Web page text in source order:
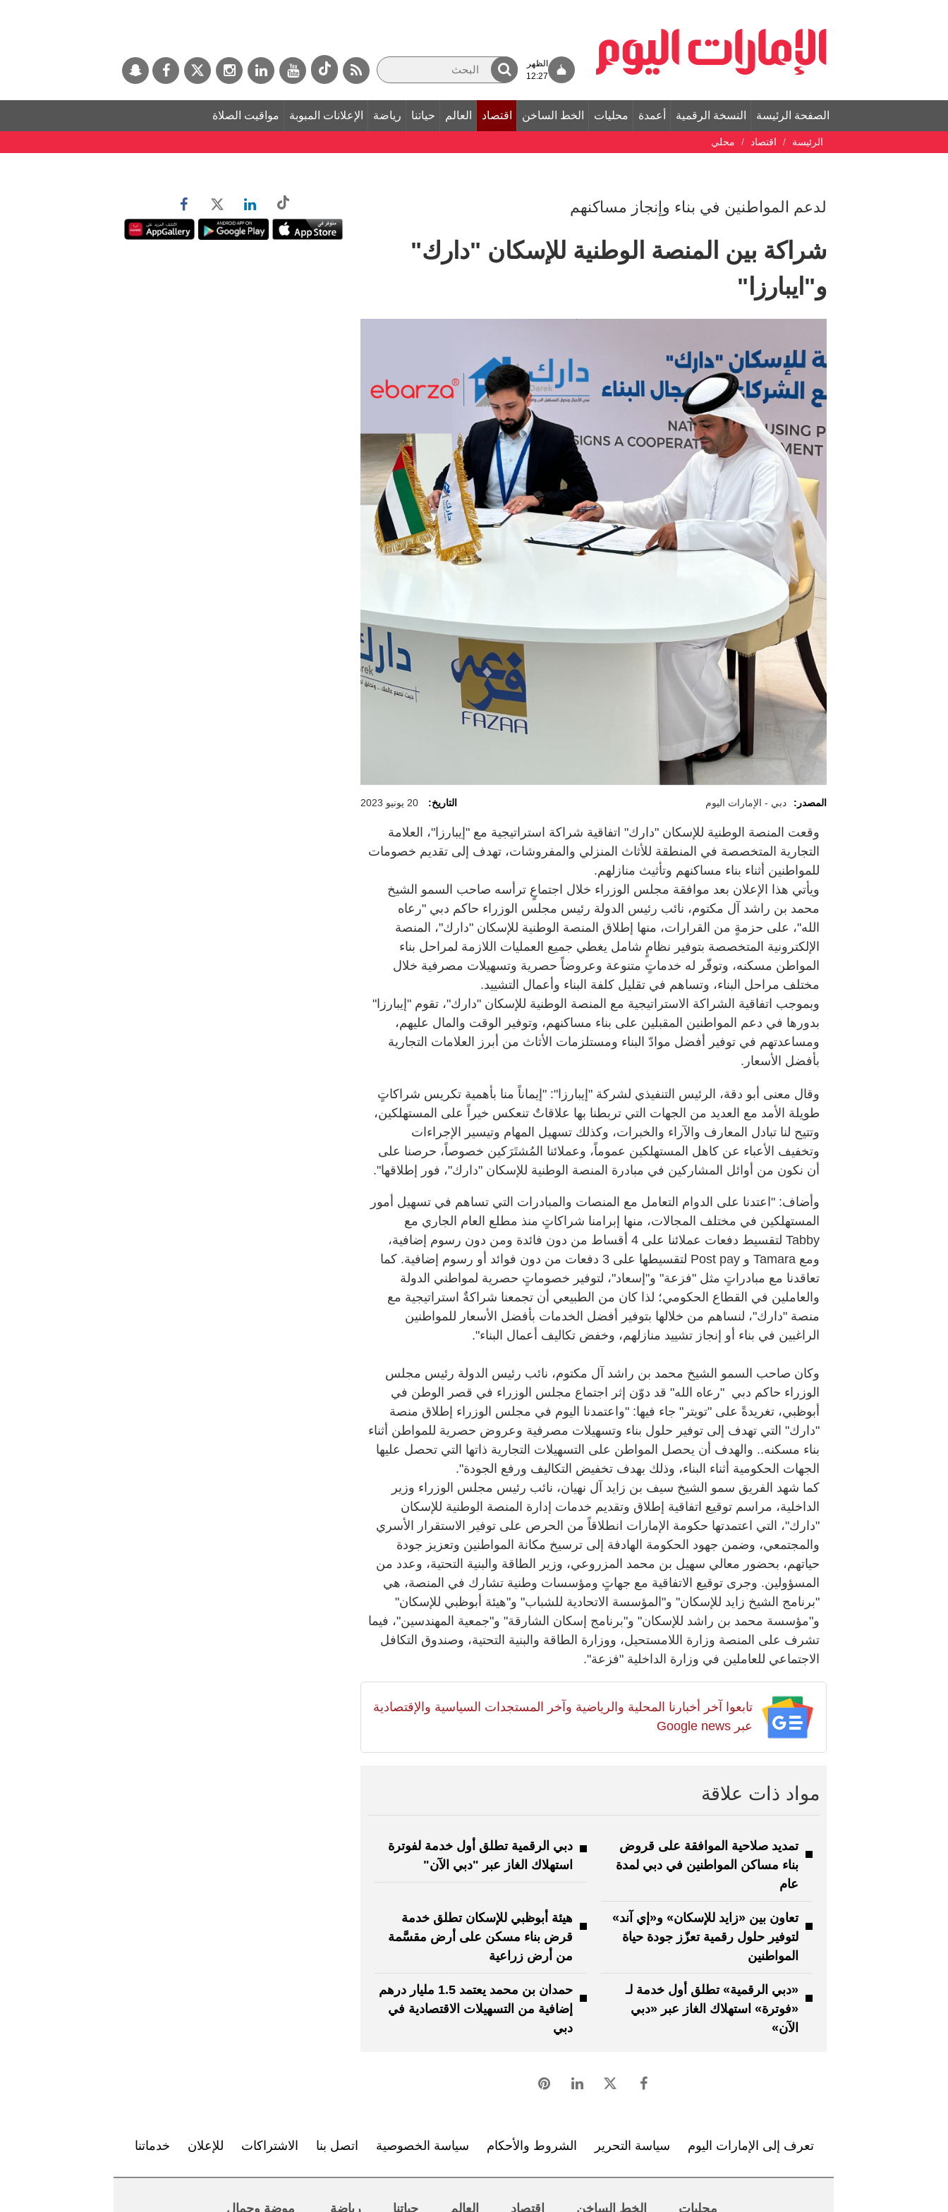
الظهر
12:27
الصفحة الرئيسة النسخة الرقمية أعمدة محليات الخط الساخن اقتصاد العالم حياتنا رياضة الإعلانات المبوبة مواقيت الصلاة
الرئيسة اقتصاد محلي
لدعم المواطنين في بناء وإنجاز مساكنهم
شراكة بين المنصة الوطنية للإسكان "دارك"
و"ايبارزا"
المصدر: دبي - الإمارات اليوم التاريخ: 20 يونيو 2023
وقعت المنصة الوطنية للإسكان "دارك" اتفاقية شراكة استراتيجية مع "إيبارزا"، العلامة
التجارية المتخصصة في المنطقة للأثاث المنزلي والمفروشات، تهدف إلى تقديم خصومات
للمواطنين أثناء بناء مساكنهم وتأثيث منازلهم.
ويأتي هذا الإعلان بعد موافقة مجلس الوزراء خلال اجتماعٍ ترأسه صاحب السمو الشيخ
محمد بن راشد آل مكتوم، نائب رئيس الدولة رئيس مجلس الوزراء حاكم دبي "رعاه
الله"، على حزمةٍ من القرارات، منها إطلاق المنصة الوطنية للإسكان "دارك"، المنصة
الإلكترونية المتخصصة بتوفير نظامٍ شامل يغطي جميع العمليات اللازمة لمراحل بناء
المواطن مسكنه، وتوفّر له خدماتٍ متنوعة وعروضاً حصرية وتسهيلات مصرفية خلال
مختلف مراحل البناء، وتساهم في تقليل كلفة البناء وأعمال التشييد.
وبموجب اتفاقية الشراكة الاستراتيجية مع المنصة الوطنية للإسكان "دارك"، تقوم "إيبارزا"
بدورها في دعم المواطنين المقبلين على بناء مساكنهم، وتوفير الوقت والمال عليهم،
ومساعدتهم في توفير أفضل موادّ البناء ومستلزمات الأثاث من أبرز العلامات التجارية
بأفضل الأسعار.
وقال معنى أبو دقة، الرئيس التنفيذي لشركة "إيبارزا": "إيماناً منا بأهمية تكريس شراكاتٍ
طويلة الأمد مع العديد من الجهات التي تربطنا بها علاقاتٌ تنعكس خيراً على المستهلكين،
وتتيح لنا تبادل المعارف والآراء والخبرات، وكذلك تسهيل المهام وتيسير الإجراءات
وتخفيف الأعباء عن كاهل المستهلكين عموماً، وعملائنا المُشتَرَكين خصوصاً، حرصنا على
أن نكون من أوائل المشاركين في مبادرة المنصة الوطنية للإسكان "دارك"، فور إطلاقها".
وأضاف: "اعتدنا على الدوام التعامل مع المنصات والمبادرات التي تساهم في تسهيل أمور
المستهلكين في مختلف المجالات، منها إبرامنا شراكاتٍ منذ مطلع العام الجاري مع
Tabby لتقسيط دفعات عملائنا على 4 أقساط من دون فائدة ومن دون رسوم إضافية،
ومع Tamara و Post pay لتقسيطها على 3 دفعات من دون فوائد أو رسوم إضافية. كما
تعاقدنا مع مبادراتٍ مثل "فزعة" و"إسعاد"، لتوفير خصوماتٍ حصرية لمواطني الدولة
والعاملين في القطاع الحكومي؛ لذا كان من الطبيعي أن تجمعنا شراكةٌ استراتيجية مع
منصة "دارك"، لنساهم من خلالها بتوفير أفضل الخدمات بأفضل الأسعار للمواطنين
الراغبين في بناء أو إنجاز تشييد منازلهم، وخفض تكاليف أعمال البناء".
وكان صاحب السمو الشيخ محمد بن راشد آل مكتوم، نائب رئيس الدولة رئيس مجلس
الوزراء حاكم دبي "رعاه الله" قد دوّن إثر اجتماع مجلس الوزراء في قصر الوطن في
أبوظبي، تغريدةً على "تويتر" جاء فيها: "واعتمدنا اليوم في مجلس الوزراء إطلاق منصة
"دارك" التي تهدف إلى توفير حلول بناء وتسهيلات مصرفية وعروض حصرية للمواطن أثناء
بناء مسكنه.. والهدف أن يحصل المواطن على التسهيلات التجارية ذاتها التي تحصل عليها
الجهات الحكومية أثناء البناء، وذلك بهدف تخفيض التكاليف ورفع الجودة".
كما شهد الفريق سمو الشيخ سيف بن زايد آل نهيان، نائب رئيس مجلس الوزراء وزير
الداخلية، مراسم توقيع اتفاقية إطلاق وتقديم خدمات إدارة المنصة الوطنية للإسكان
"دارك"، التي اعتمدتها حكومة الإمارات انطلاقاً من الحرص على توفير الاستقرار الأسري
والمجتمعي، وضمن جهود الحكومة الهادفة إلى ترسيخ مكانة المواطنين وتعزيز جودة
حياتهم، بحضور معالي سهيل بن محمد المزروعي، وزير الطاقة والبنية التحتية، وعدد من
المسؤولين. وجرى توقيع الاتفاقية مع جهاتٍ ومؤسسات وطنية تشارك في المنصة، هي
"برنامج الشيخ زايد للإسكان" و"المؤسسة الاتحادية للشباب" و"هيئة أبوظبي للإسكان"
و"مؤسسة محمد بن راشد للإسكان" و"برنامج إسكان الشارقة" و"جمعية المهندسين"، فيما
تشرف على المنصة وزارة اللامستحيل، ووزارة الطاقة والبنية التحتية، وصندوق التكافل
الاجتماعي للعاملين في وزارة الداخلية "فزعة".
تابعوا آخر أخبارنا المحلية والرياضية وآخر المستجدات السياسية والإقتصادية
عبر Google news
مواد ذات علاقة
تمديد صلاحية الموافقة على قروض
بناء مساكن المواطنين في دبي لمدة
عام
دبي الرقمية تطلق أول خدمة لفوترة
استهلاك الغاز عبر "دبي الآن"
تعاون بين «زايد للإسكان» و«إي آند»
لتوفير حلول رقمية تعزّز جودة حياة
المواطنين
هيئة أبوظبي للإسكان تطلق خدمة
قرض بناء مسكن على أرض مقسَّمة
من أرض زراعية
«دبي الرقمية» تطلق أول خدمة لـ
«فوترة» استهلاك الغاز عبر «دبي
الآن»
حمدان بن محمد يعتمد 1.5 مليار درهم
إضافية من التسهيلات الاقتصادية في
دبي
تعرف إلى الإمارات اليوم سياسة التحرير الشروط والأحكام سياسة الخصوصية اتصل بنا الاشتراكات للإعلان خدماتنا
محليات الخط الساخن اقتصاد العالم حياتنا رياضة موضة وجمال